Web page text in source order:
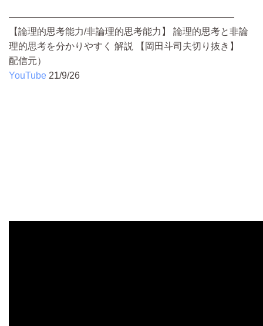
————————————————————————
【論理的思考能力/非論理的思考能力】 論理的思考と非論
理的思考を分かりやすく 解説 【岡田斗司夫切り抜き】
配信元）
YouTube 21/9/26